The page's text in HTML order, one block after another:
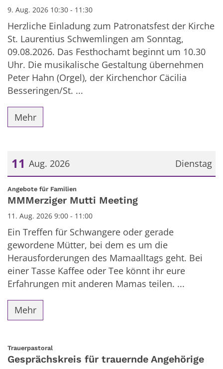
9. Aug. 2026 10:30 - 11:30
Herzliche Einladung zum Patronatsfest der Kirche
St. Laurentius Schwemlingen am Sonntag,
09.08.2026. Das Festhochamt beginnt um 10.30
Uhr. Die musikalische Gestaltung übernehmen
Peter Hahn (Orgel), der Kirchenchor Cäcilia
Besseringen/St. ...
Mehr
Dienstag
11 Aug. 2026
Datum: 11. August 2026
Angebote für Familien
MMMerziger Mutti Meeting
11. Aug. 2026 9:00 - 11:00
Ein Treffen für Schwangere oder gerade
gewordene Mütter, bei dem es um die
Herausforderungen des Mamaalltags geht. Bei
einer Tasse Kaffee oder Tee könnt ihr eure
Erfahrungen mit anderen Mamas teilen. ...
Mehr
Trauerpastoral:
Gesprächskreis für trauernde Angehörige